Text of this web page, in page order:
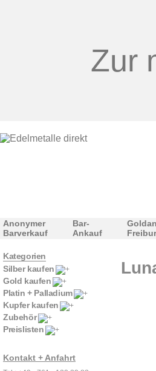
Zur
Anonymer
Barverkauf
Bar-
Ankauf
Kategorien
Silber kaufen
Gold kaufen
Platin + Palladium
Kupfer kaufen
Zubehör
Preislisten
Kontakt + Anfahrt